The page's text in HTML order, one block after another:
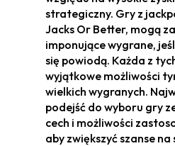
strategiczny. Gry z
Jacks Or Better, mogą
imponujące wygrane,
się powiodą. Każda z
wyjątkowe możliwości
wielkich wygranych.
podejść do wyboru gry
cech i możliwości
aby zwiększyć szanse na